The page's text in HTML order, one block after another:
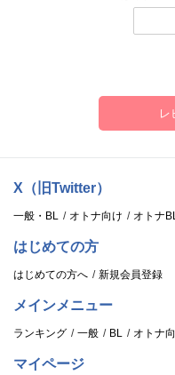
レ
X（旧Twitter）
一般・BL オトナ向け オトナ
はじめての方
はじめての方へ 新規会員登録
メインメニュー
ランキング 一般 BL オトナ
マイページ